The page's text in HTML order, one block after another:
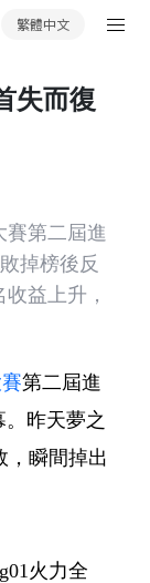
繁體中文
失而復
賽第二屆進
掉榜後反
益上升，
第二屆進
昨天夢之
，瞬間掉出
火力全